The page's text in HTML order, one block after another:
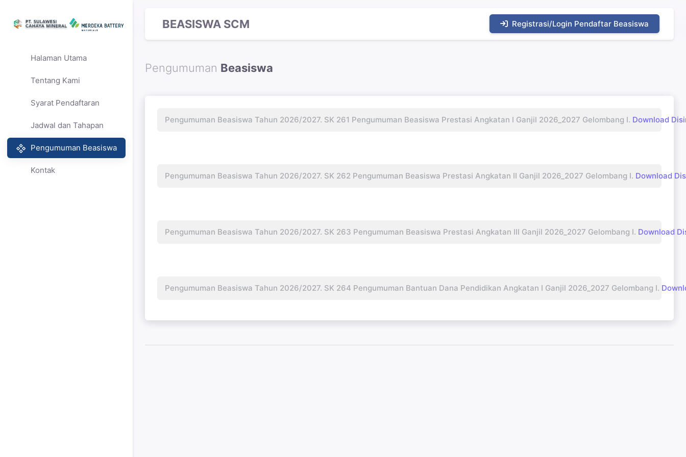
Halaman Utama
Tentang Kami
Syarat Pendaftaran
Jadwal dan Tahapan
Pengumuman Beasiswa
Kontak
BEASISWA SCM Registrasi/Login Pendaftar Beasiswa
Pengumuman Beasiswa
Pengumuman Beasiswa Tahun 2026/2027. SK 261 Pengumuman Beasiswa Prestasi Angkatan I Ganjil 2026_2027 Gelombang I. Download
Pengumuman Beasiswa Tahun 2026/2027. SK 262 Pengumuman Beasiswa Prestasi Angkatan II Ganjil 2026_2027 Gelombang I. Download
Pengumuman Beasiswa Tahun 2026/2027. SK 263 Pengumuman Beasiswa Prestasi Angkatan III Ganjil 2026_2027 Gelombang I. Download
Pengumuman Beasiswa Tahun 2026/2027. SK 264 Pengumuman Bantuan Dana Pendidikan Angkatan I Ganjil 2026_2027 Gelombang I.